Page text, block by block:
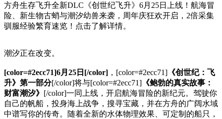
方舟生存飞升全新DLC《创世纪飞升》6月25日上线！航海冒
险、新生物古蛸与潮汐幼兽来袭，周年庆狂欢开启，2倍采集
驯服经验繁育速览！点击了解详情。
潮汐正在改变。
[color=#2ecc71]6月25日[/color] ，[color=#2ecc71] 《创世纪：飞
升》第一部分[/color]将与[color=#2ecc71] 《鲍勃的真实故事：
财富潮汐》 [/color]一同上线，开启航海冒险的新纪元。驾驶你
自己的帆船，投身海上战争，搜寻宝藏，并在方舟的广阔水域
中谱写你的传奇。随着全新的水体物理效果、可定制的船只，